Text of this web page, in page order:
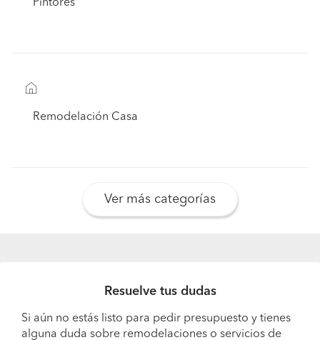
Pintores
Remodelación Casa
Ver más categorías
Resuelve tus dudas
Si aún no estás listo para pedir presupuesto y tienes
alguna duda sobre remodelaciones o servicios de